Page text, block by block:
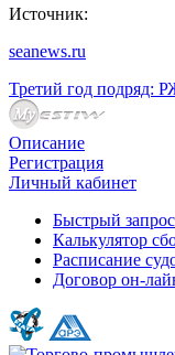
Источник:
seanews.ru
Третий год подряд:
Описание
Регистрация
Личный кабинет
Быстрый запрос
Калькулятор
Расписание
Договор он-